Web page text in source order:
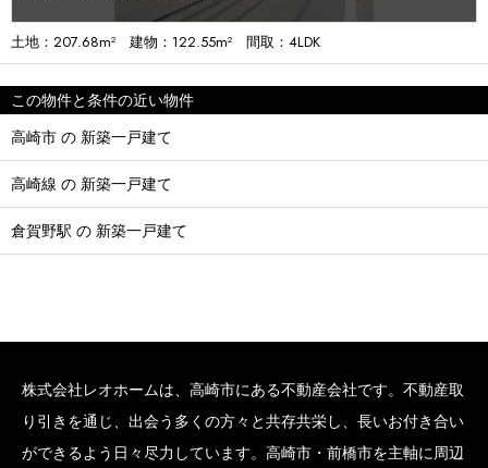
土地：207.68m² 建物：122.55m² 間取：4LDK
この物件と条件の近い物件
高崎市 の 新築一戸建て
高崎線 の 新築一戸建て
倉賀野駅 の 新築一戸建て
株式会社レオホームは、高崎市にある不動産会社です。不動産取
り引きを通じ、出会う多くの方々と共存共栄し、長いお付き合い
ができるよう日々尽力しています。高崎市・前橋市を主軸に周辺